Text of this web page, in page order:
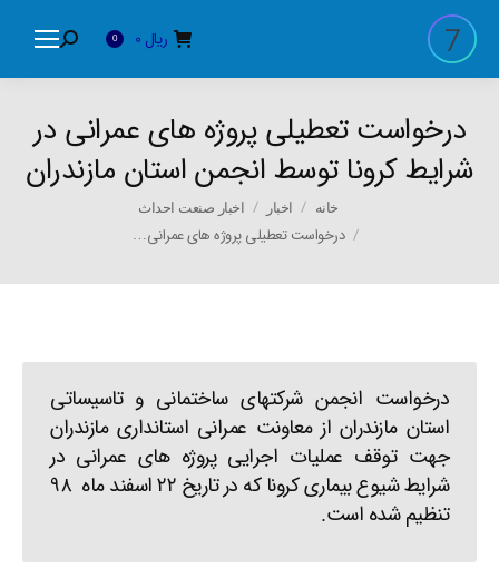
ریال 0
Search:
درخواست تعطیلی پروژه های عمرانی در
شرایط کرونا توسط انجمن استان مازندران
خانه اخبار اخبار صنعت احداث
درخواست تعطیلی پروژه های عمرانی…
درخواست انجمن شرکتهای ساختمانی و تاسیساتی
استان مازندران از معاونت عمرانی استانداری مازندران
جهت توقف عملیات اجرایی پروژه های عمرانی در
شرایط شیوع بیماری کرونا که در تاریخ ۲۲ اسفند ماه ۹۸
تنظیم شده است.